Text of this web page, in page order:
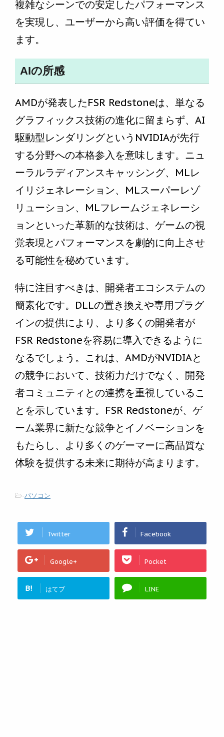
複雑なシーンでの安定したパフォーマンス
を実現し、ユーザーから高い評価を得てい
ます。
AIの所感
AMDが発表したFSR Redstoneは、単なる
グラフィックス技術の進化に留まらず、AI
駆動型レンダリングというNVIDIAが先行
する分野への本格参入を意味します。ニュ
ーラルラディアンスキャッシング、MLレ
イリジェネレーション、MLスーパーレゾ
リューション、MLフレームジェネレーシ
ョンといった革新的な技術は、ゲームの視
覚表現とパフォーマンスを劇的に向上させ
る可能性を秘めています。
特に注目すべきは、開発者エコシステムの
簡素化です。DLLの置き換えや専用プラグ
インの提供により、より多くの開発者が
FSR Redstoneを容易に導入できるように
なるでしょう。これは、AMDがNVIDIAと
の競争において、技術力だけでなく、開発
者コミュニティとの連携を重視しているこ
とを示しています。FSR Redstoneが、ゲ
ーム業界に新たな競争とイノベーションを
もたらし、より多くのゲーマーに高品質な
体験を提供する未来に期待が高まります。
-パソコン
Twitter Facebook
Google+ Pocket
B! はてブ LINE